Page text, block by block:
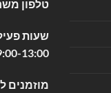
טלפון
13:00
מוזמנים